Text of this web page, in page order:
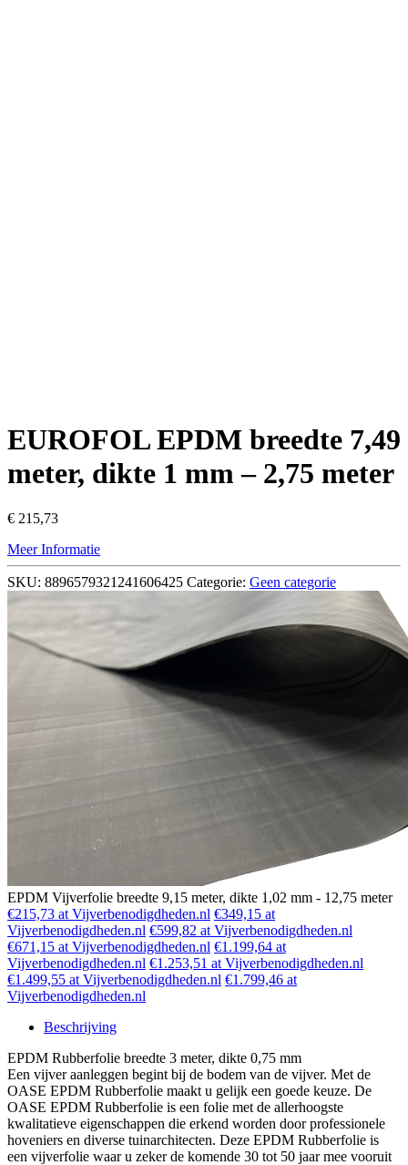
EUROFOL EPDM breedte 7,49
meter, dikte 1 mm – 2,75 meter
€ 215,73
Meer Informatie
SKU: 8896579321241606425 Categorie: Geen categorie
EPDM Vijverfolie breedte 9,15 meter, dikte 1,02 mm - 12,75 meter
€215,73 at Vijverbenodigdheden.nl €349,15 at
Vijverbenodigdheden.nl €599,82 at Vijverbenodigdheden.nl
€671,15 at Vijverbenodigdheden.nl €1.199,64 at
Vijverbenodigdheden.nl €1.253,51 at Vijverbenodigdheden.nl
€1.499,55 at Vijverbenodigdheden.nl €1.799,46 at
Vijverbenodigdheden.nl
Beschrijving
EPDM Rubberfolie breedte 3 meter, dikte 0,75 mm
Een vijver aanleggen begint bij de bodem van de vijver. Met de
OASE EPDM Rubberfolie maakt u gelijk een goede keuze. De
OASE EPDM Rubberfolie is een folie met de allerhoogste
kwalitatieve eigenschappen die erkend worden door professionele
hoveniers en diverse tuinarchitecten. Deze EPDM Rubberfolie is
een vijverfolie waar u zeker de komende 30 tot 50 jaar mee vooruit